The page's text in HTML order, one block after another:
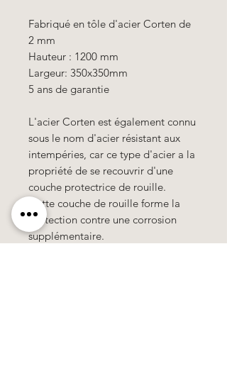
Fabriqué en tôle d'acier Corten de
2 mm
Hauteur : 1200 mm
Largeur: 350x350mm
5 ans de garantie
L'acier Corten est également connu
sous le nom d'acier résistant aux
intempéries, car ce type d'acier a la
propriété de se recouvrir d'une
couche protectrice de rouille.
Cette couche de rouille forme la
protection contre une corrosion
supplémentaire.